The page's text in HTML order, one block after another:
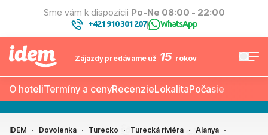
Sme vám k dispozícii Po-Ne 08:00 - 22:00
+421 910 301 207| WhatsApp
Zájazdy predávame už 15 rokov
O hoteliTermíny a cenyRecenzieLokalitaPočasie
IDEM Dovolenka Turecko Turecká riviéra
Alanya